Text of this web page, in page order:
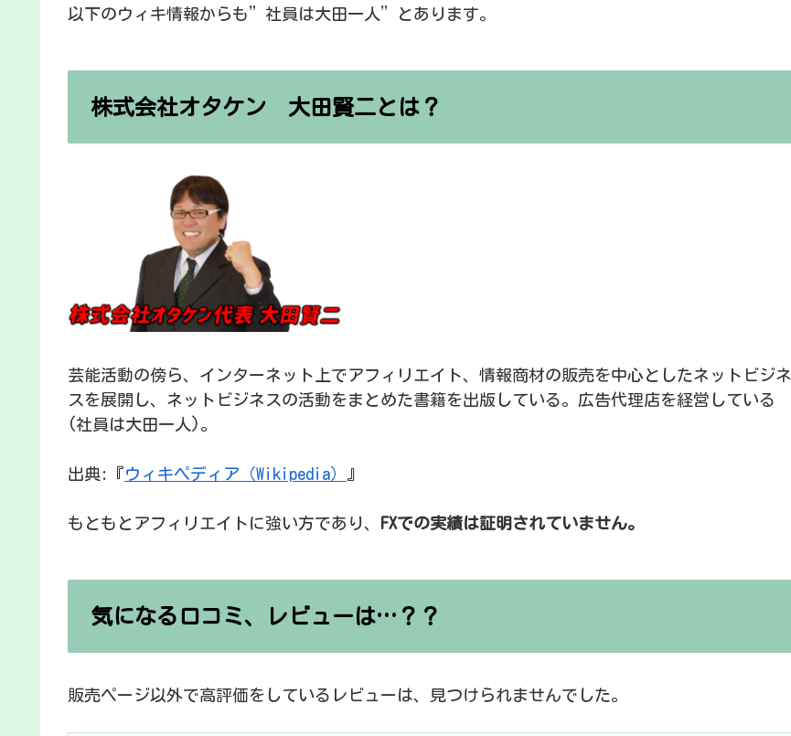
以下のウィキ情報からも”社員は大田一人”とあります。
株式会社オタケン 大田賢二とは？
芸能活動の傍ら、インターネット上でアフィリエイト、情報商材の販売を中心としたネットビジネ
スを展開し、ネットビジネスの活動をまとめた書籍を出版している。広告代理店を経営している
(社員は大田一人)。
出典:『ウィキペディア（Wikipedia） 』
もともとアフィリエイトに強い方であり、 FXでの実績は証明されていません。
気になる口コミ、レビューは…？？
販売ページ以外で高評価をしているレビューは、見つけられませんでした。